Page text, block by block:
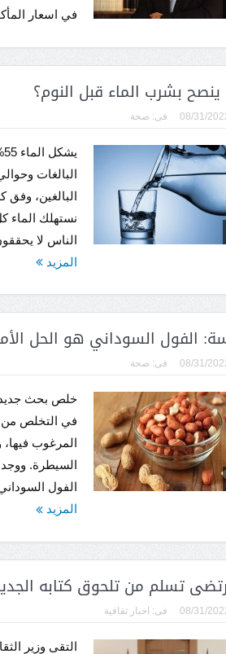
في اسعار
بشرب الماء قبل النوم؟
08/31/ فى: صحة
البالغين، وفق
نستهلك الماء
الناس لا
المزيد
الفول السوداني هو الحل
08/31/ فى: صحة
خلص بحث جديد
في التخلص من
المرغوب
الفول
المزيد
تسلم من تلحوق كتابه
08/31/ فى: اخبار ثقافية
التقى وزير